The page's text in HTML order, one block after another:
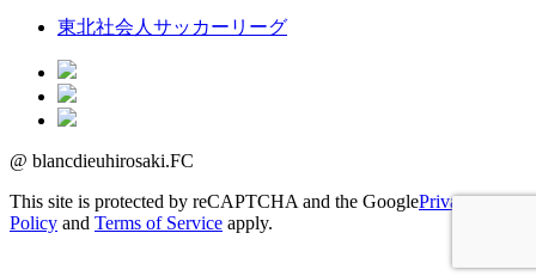
東北社会人サッカーリーグ
@ blancdieuhirosaki.FC
This site is protected by reCAPTCHA and the GooglePrivacy
Policy and Terms of Service apply.